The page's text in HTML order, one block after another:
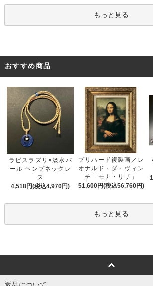
もっと見る
おすすめ商品
ラピスラズリ×淡水パ
ール ヘンプネックレ
ス
4,518円(税込4,970円)
プリハード複製画／レ
オナルド・ダ・ヴィン
チ「モナ・リザ」
51,600円(税込56,760円)
もっと見る
返品について